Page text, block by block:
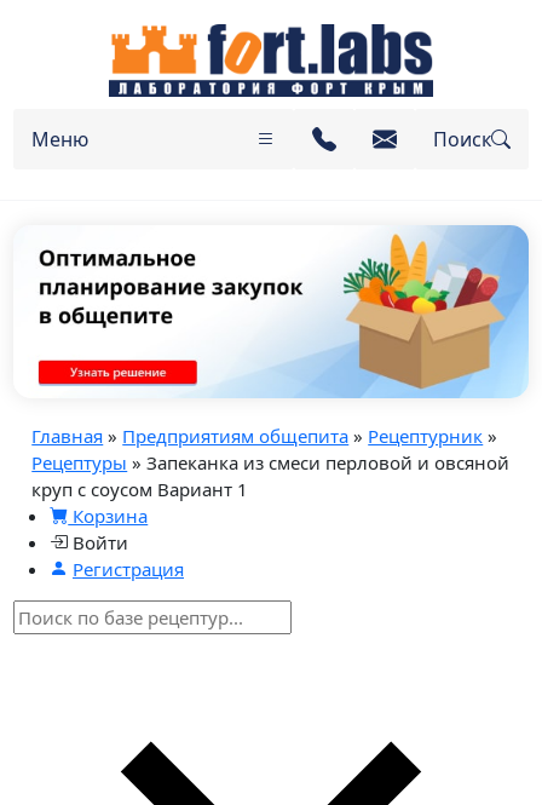
Меню Поиск
Главная » Предприятиям общепита » Рецептурник »
Рецептуры » Запеканка из смеси перловой и овсяной
круп с соусом Вариант 1
Корзина
Войти
Регистрация